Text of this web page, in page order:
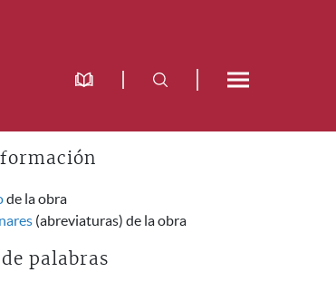
de la obra
(abreviaturas) de la obra
de palabras